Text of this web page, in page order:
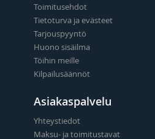
Toimitusehdot
Tietoturva ja evästeet
Tarjouspyyntö
Huono sisäilma
Töihin meille
Kilpailusäännöt
Asiakaspalvelu
Yhteystiedot
Maksu- ja toimitustavat